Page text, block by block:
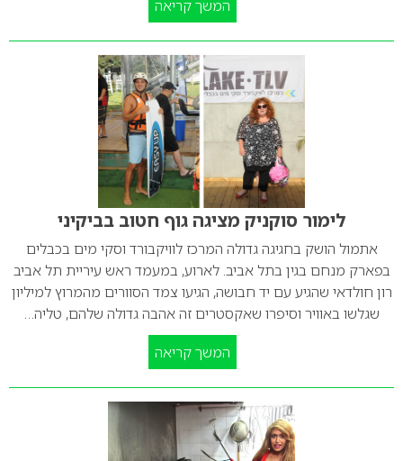
המשך קריאה
לימור סוקניק מציגה גוף חטוב בביקיני
אתמול הושק בחגיגה גדולה המרכז לוויקבורד וסקי מים בכבלים
בפארק מנחם בגין בתל אביב. לארוע, במעמד ראש עיריית תל אביב
רון חולדאי שהגיע עם יד חבושה, הגיעו צמד הסוורים מהמרוץ למיליון
שגלשו באוויר וסיפרו שאקסטרים זה אהבה גדולה שלהם, טליה…
המשך קריאה